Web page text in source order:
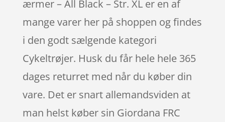
ærmer – All Black – Str. XL er en af
mange varer her på shoppen og findes
i den godt sælgende kategori
Cykeltrøjer. Husk du får hele hele 365
dages returret med når du køber din
vare. Det er snart allemandsviden at
man helst køber sin Giordana FRC